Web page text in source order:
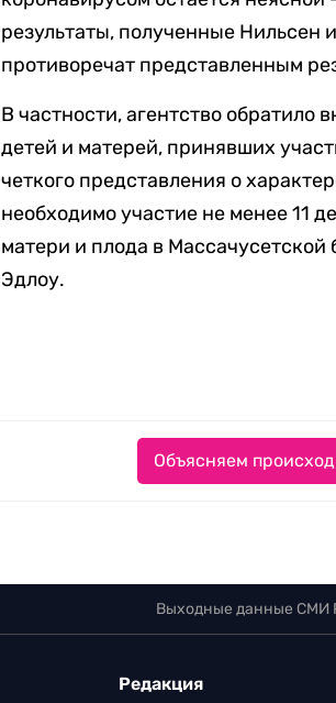
результаты, полученные Нильсен
противоречат представленным
В частности, агентство обратило
детей и матерей, принявших
четкого представления о
необходимо участие не менее 11
матери и плода в
Эдлоу.
Объясняем
Выходные данные СМИ
Редакция